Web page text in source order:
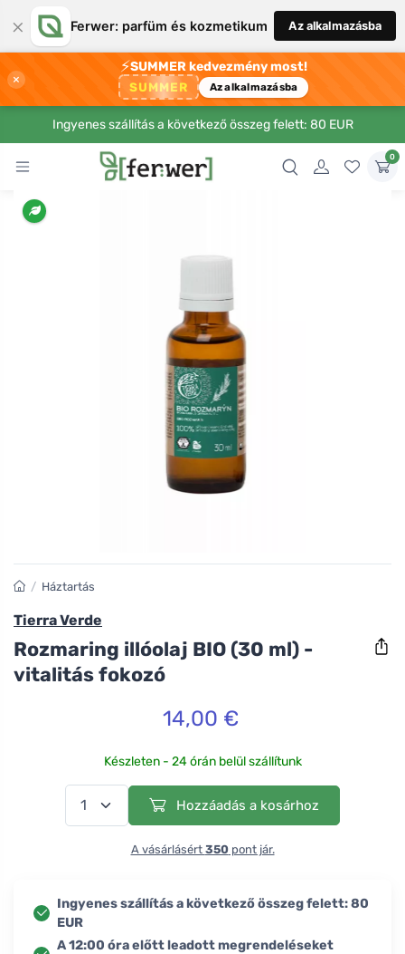
× Ferwer: parfüm és kozmetikum Az alkalmazásba
×
⚡SUMMER kedvezmény most!
SUMMER Az alkalmazásba
Ingyenes szállítás a következő összeg felett: 80 EUR
0
/ Háztartás
Tierra Verde
Rozmaring illóolaj BIO (30 ml) -
vitalitás fokozó
14,00 €
Készleten - 24 órán belül szállítunk
Hozzáadás a kosárhoz
A vásárlásért 350pont jár.
Ingyenes szállítás a következő összeg felett: 80
EUR
A 12:00 óra előtt leadott megrendeléseket